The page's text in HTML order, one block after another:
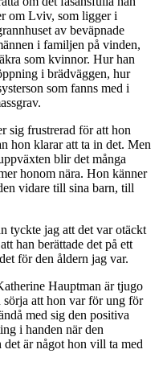
om Lviv, som ligger i
av beväpnade
i familjen på vinden,
som kvinnor. Hur han
i brädväggen, hur
som fanns med i
sig frustrerad för att hon
hon klarar att ta in det. Men
blir det många
honom nära. Hon känner
vidare till sina barn, till
tyckte jag att det var otäckt
han berättade det på ett
för den åldern jag var.
Hauptman är tjugo
sörja att hon var för ung för
med sig den positiva
i handen när den
är något hon vill ta med